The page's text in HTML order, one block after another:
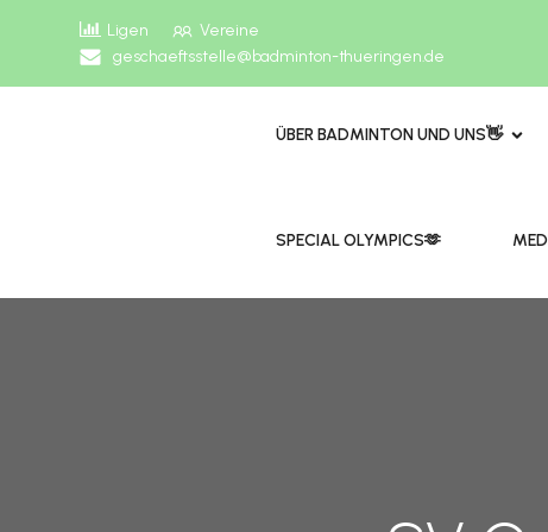
Ligen
Vereine
geschaeftsstelle@badminton-thueringen.de
ÜBER BADMINTON UND UNS👋
​​SPECIAL OLYMPICS🫶